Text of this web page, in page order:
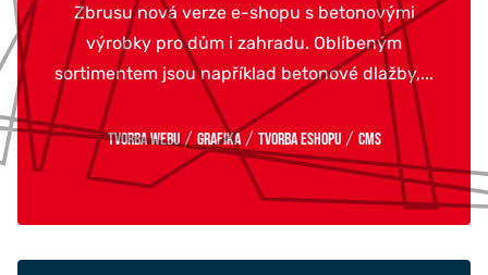
Zbrusu nová verze e-shopu s betonovými
výrobky pro dům i zahradu. Oblíbeným
sortimentem jsou například betonové dlažby,...
Tvorba webu / Grafika / Tvorba eshopu / CMS